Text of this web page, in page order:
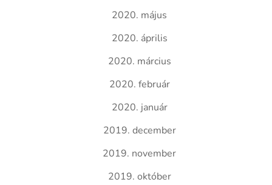
2020. május
2020. április
2020. március
2020. február
2020. január
2019. december
2019. november
2019. október